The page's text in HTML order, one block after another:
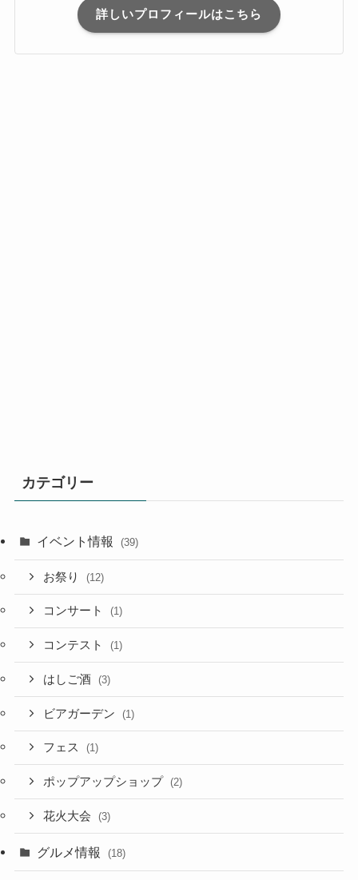
詳しいプロフィールはこちら
カテゴリー
イベント情報 (39)
お祭り (12)
コンサート (1)
コンテスト (1)
はしご酒 (3)
ビアガーデン (1)
フェス (1)
ポップアップショップ (2)
花火大会 (3)
グルメ情報 (18)